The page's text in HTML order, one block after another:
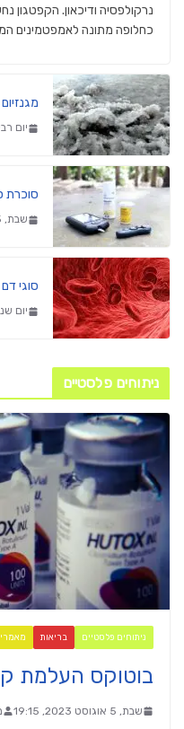
נרקולפסיה ודיכאון. הקפטגון
כחלופה מתונה לאמפטמינים
יום רביעי, 6 נובמבר
סוכרת
שבת, 5 אוגוסט 2023, 16:43
סוגי דם
יום שני, 26 פברואר
ניתוחים פלסטיים
ניתוחים פלסטיים בריאות
בוטוקס העלמת
שבת, 5 אוגוסט 2023, 19:15